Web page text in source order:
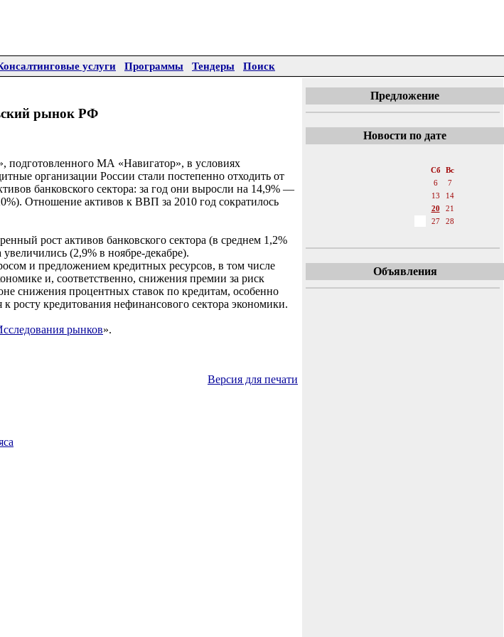
услуги Программы Тендеры Поиск
рынок РФ
подготовленного МА «Навигатор», в условиях
организации России стали постепенно отходить от
банковского сектора: за год они выросли на 14,9% —
Отношение активов к ВВП за 2010 год сократилось
рост активов банковского сектора (в среднем 1,2%
(2,9% в ноябре-декабре).
и предложением кредитных ресурсов, в том числе
и, соответственно, снижения премии за риск
снижения процентных ставок по кредитам, особенно
росту кредитования нефинансового сектора экономики.
рынков».
Версия для печати
Предложение
Новости по дате
Сб
Вс
6
7
13
14
20
21
27
28
Объявления